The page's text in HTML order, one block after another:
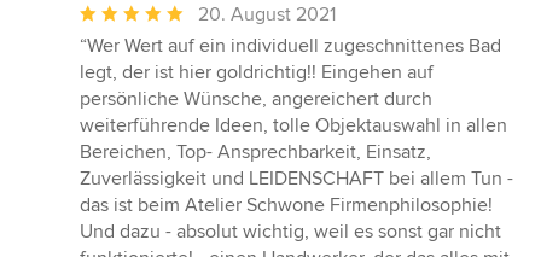
Durchschnittliche
Bewertung:
5
von
5
Sternen
20. August 2021
“Wer Wert auf ein individuell zugeschnittenes Bad
legt, der ist hier goldrichtig!! Eingehen auf
persönliche Wünsche, angereichert durch
weiterführende Ideen, tolle Objektauswahl in allen
Bereichen, Top- Ansprechbarkeit, Einsatz,
Zuverlässigkeit und LEIDENSCHAFT bei allem Tun -
das ist beim Atelier Schwone Firmenphilosophie!
Und dazu - absolut wichtig, weil es sonst gar nicht